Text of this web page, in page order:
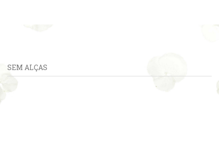
SEM ALÇAS